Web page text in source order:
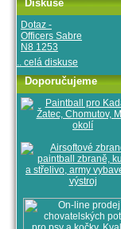
Diskuse
Dotaz -
Officers Sabre
N8 1253
.. celá diskuse
Doporučujeme